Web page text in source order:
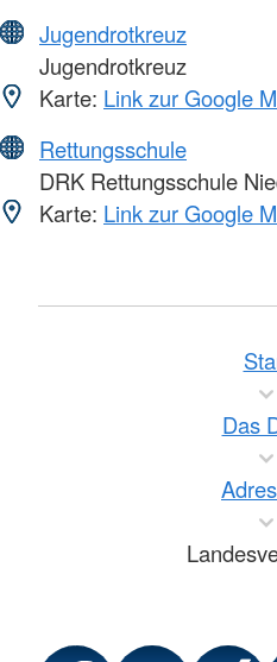
Jugendrotkreuz
Jugendrotkreuz
Karte: Link zur Google
Rettungsschule
DRK Rettungsschule
Karte: Link zur Google
Das